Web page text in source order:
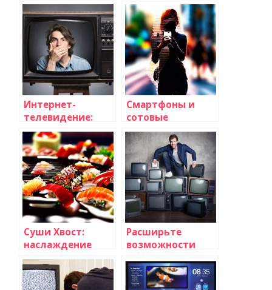
Интернет-
телевидение:
преимущества
просмотра
телевизионных
программ онлайн
Смартфоны и
сотовые
телефоны: Все,
что вам
необходимо
знать на сайте
telrostov.ru
Суши Хвост:
наслаждение
японской кухней
прямо у вас дома
Расширьте
возможности
каналов по
вашему желанию